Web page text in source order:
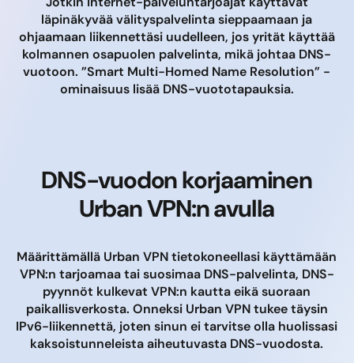
läpinäkyvää välityspalvelinta sieppaamaan ja
ohjaamaan liikennettäsi uudelleen, jos yrität käyttää
kolmannen osapuolen palvelinta, mikä johtaa DNS-
vuotoon. ”Smart Multi-Homed Name Resolution” -
ominaisuus lisää DNS-vuototapauksia.
DNS-vuodon korjaaminen
Urban VPN:n avulla
Määrittämällä Urban VPN tietokoneellasi käyttämään
VPN:n tarjoamaa tai suosimaa DNS-palvelinta, DNS-
pyynnöt kulkevat VPN:n kautta eikä suoraan
paikallisverkosta. Onneksi Urban VPN tukee täysin
IPv6-liikennettä, joten sinun ei tarvitse olla huolissasi
kaksoistunneleista aiheutuvasta DNS-vuodosta.